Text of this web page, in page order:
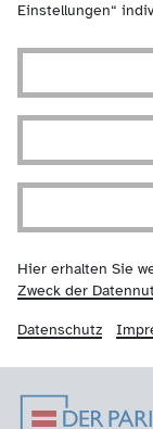
Einstellungen“
Hier erhalten Sie
Zweck der
Datenschutz